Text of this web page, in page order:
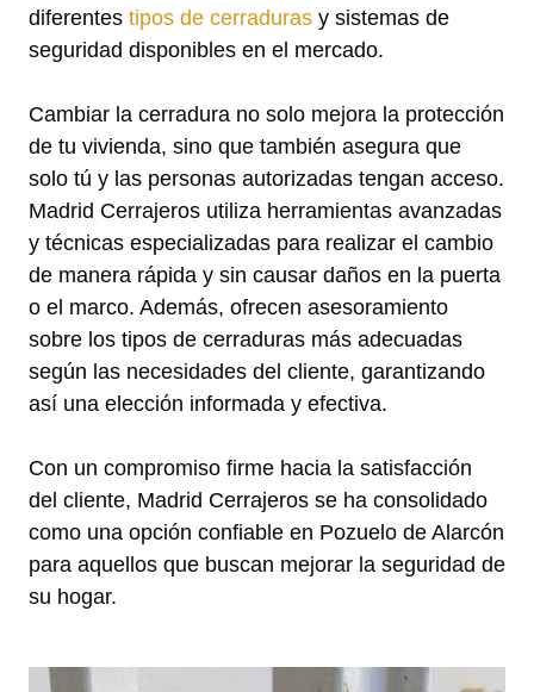
diferentes tipos de cerraduras y sistemas de
seguridad disponibles en el mercado.
Cambiar la cerradura no solo mejora la protección
de tu vivienda, sino que también asegura que
solo tú y las personas autorizadas tengan acceso.
Madrid Cerrajeros utiliza herramientas avanzadas
y técnicas especializadas para realizar el cambio
de manera rápida y sin causar daños en la puerta
o el marco. Además, ofrecen asesoramiento
sobre los tipos de cerraduras más adecuadas
según las necesidades del cliente, garantizando
así una elección informada y efectiva.
Con un compromiso firme hacia la satisfacción
del cliente, Madrid Cerrajeros se ha consolidado
como una opción confiable en Pozuelo de Alarcón
para aquellos que buscan mejorar la seguridad de
su hogar.